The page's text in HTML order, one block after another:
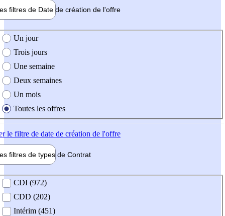
filtres de Date de création de l'offre
création de l'offre
Un jour
Trois jours
Une semaine
Deux semaines
Un mois
Toutes les offres
le filtre de date de création de l'offre
filtres de types de Contrat
contrat
CDI (972)
CDD (202)
Intérim (451)